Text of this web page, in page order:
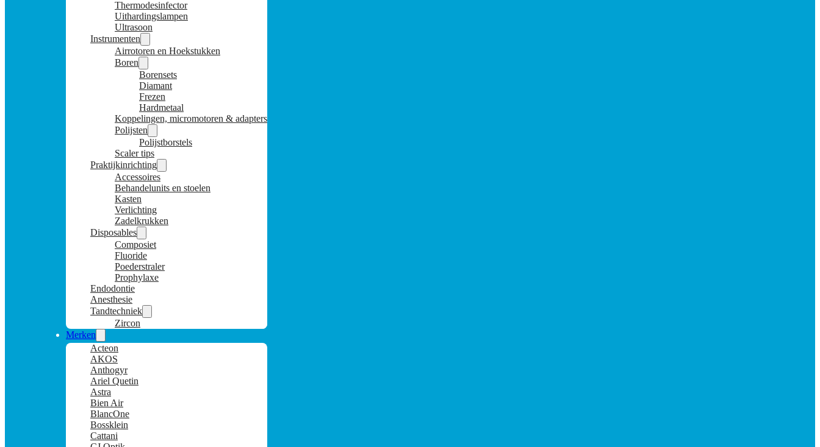
Thermodesinfector
Uithardingslampen
Ultrasoon
Instrumenten
Airrotoren en Hoekstukken
Boren
Borensets
Diamant
Frezen
Hardmetaal
Koppelingen, micromotoren & adapters
Polijsten
Polijstborstels
Scaler tips
Praktijkinrichting
Accessoires
Behandelunits en stoelen
Kasten
Verlichting
Zadelkrukken
Disposables
Composiet
Fluoride
Poederstraler
Prophylaxe
Endodontie
Anesthesie
Tandtechniek
Zircon
Merken
Acteon
AKOS
Anthogyr
Ariel Quetin
Astra
Bien Air
BlancOne
Bossklein
Cattani